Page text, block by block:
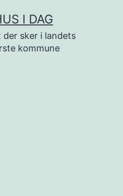
I DAG
sker i landets
kommune